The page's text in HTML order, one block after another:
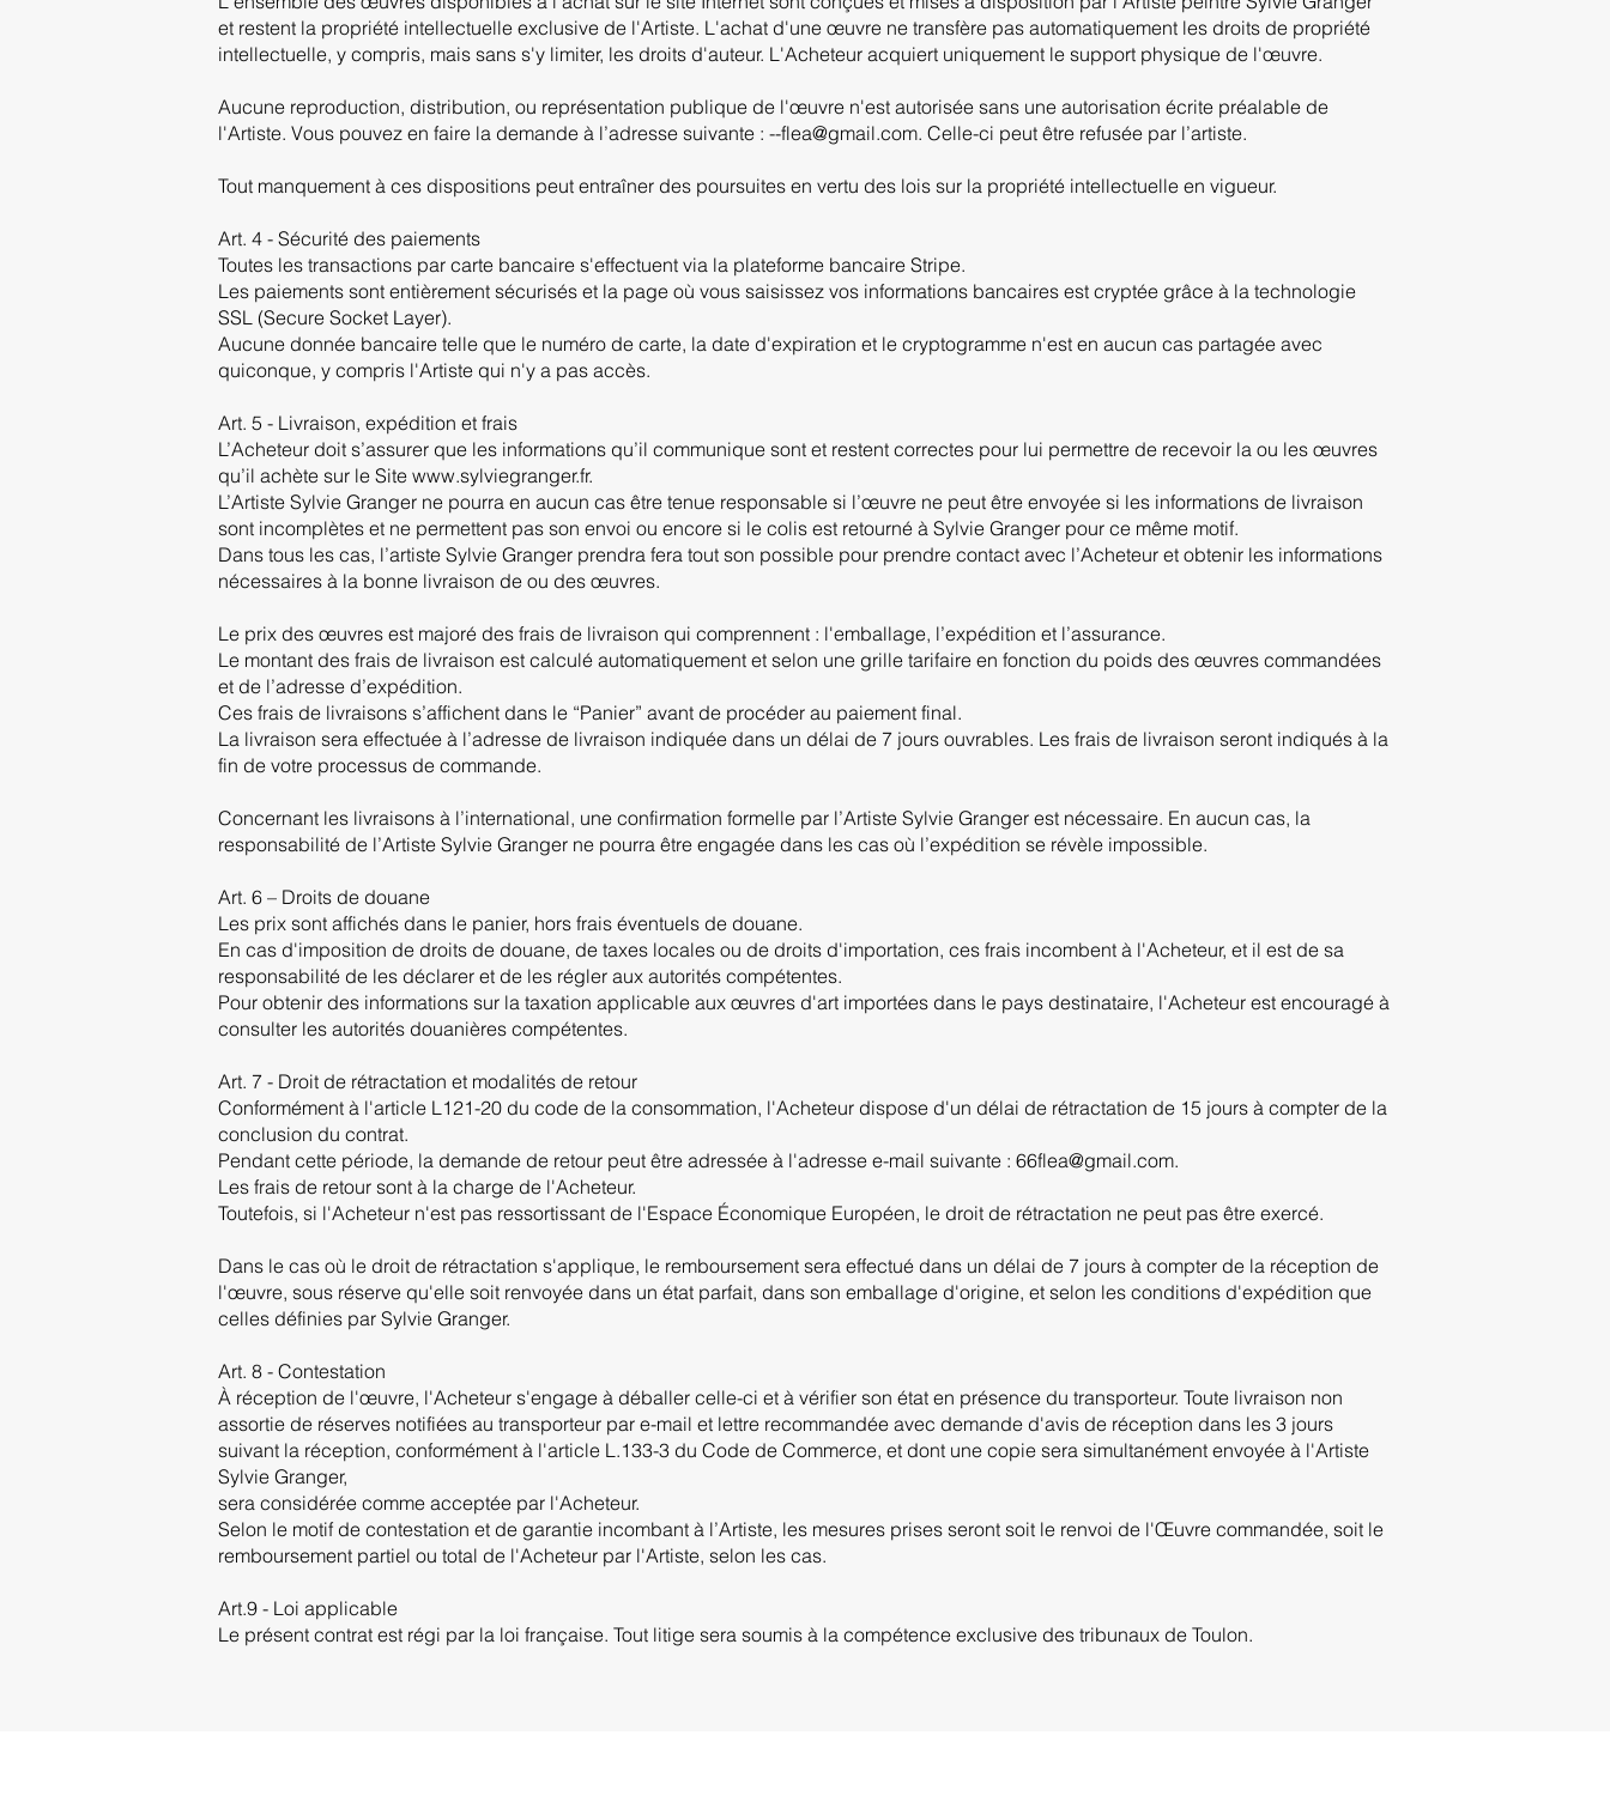
et restent la propriété intellectuelle exclusive de l'Artiste. L'achat d'une œuvre ne transfère pas automatiquement les droits de propriété
intellectuelle, y compris, mais sans s'y limiter, les droits d'auteur. L'Acheteur acquiert uniquement le support physique de l'œuvre.
Aucune reproduction, distribution, ou représentation publique de l'œuvre n'est autorisée sans une autorisation écrite préalable de
l'Artiste. Vous pouvez en faire la demande à l’adresse suivante : --flea@gmail.com. Celle-ci peut être refusée par l’artiste.
Tout manquement à ces dispositions peut entraîner des poursuites en vertu des lois sur la propriété intellectuelle en vigueur.
Art. 4 - Sécurité des paiements
Toutes les transactions par carte bancaire s'effectuent via la plateforme bancaire Stripe.
Les paiements sont entièrement sécurisés et la page où vous saisissez vos informations bancaires est cryptée grâce à la technologie
SSL (Secure Socket Layer).
Aucune donnée bancaire telle que le numéro de carte, la date d'expiration et le cryptogramme n'est en aucun cas partagée avec
quiconque, y compris l'Artiste qui n'y a pas accès.
Art. 5 - Livraison, expédition et frais
L’Acheteur doit s’assurer que les informations qu’il communique sont et restent correctes pour lui permettre de recevoir la ou les œuvres
qu’il achète sur le Site www.sylviegranger.fr.
L’Artiste Sylvie Granger ne pourra en aucun cas être tenue responsable si l’œuvre ne peut être envoyée si les informations de livraison
sont incomplètes et ne permettent pas son envoi ou encore si le colis est retourné à Sylvie Granger pour ce même motif.
Dans tous les cas, l’artiste Sylvie Granger prendra fera tout son possible pour prendre contact avec l’Acheteur et obtenir les informations
nécessaires à la bonne livraison de ou des œuvres.
Le prix des œuvres est majoré des frais de livraison qui comprennent : l'emballage, l’expédition et l’assurance.
Le montant des frais de livraison est calculé automatiquement et selon une grille tarifaire en fonction du poids des œuvres commandées
et de l’adresse d’expédition.
Ces frais de livraisons s’affichent dans le “Panier” avant de procéder au paiement final.
La livraison sera effectuée à l’adresse de livraison indiquée dans un délai de 7 jours ouvrables. Les frais de livraison seront indiqués à la
fin de votre processus de commande.
Concernant les livraisons à l’international, une confirmation formelle par l’Artiste Sylvie Granger est nécessaire. En aucun cas, la
responsabilité de l’Artiste Sylvie Granger ne pourra être engagée dans les cas où l’expédition se révèle impossible.
Art. 6 – Droits de douane
Les prix sont affichés dans le panier, hors frais éventuels de douane.
En cas d'imposition de droits de douane, de taxes locales ou de droits d'importation, ces frais incombent à l'Acheteur, et il est de sa
responsabilité de les déclarer et de les régler aux autorités compétentes.
Pour obtenir des informations sur la taxation applicable aux œuvres d'art importées dans le pays destinataire, l'Acheteur est encouragé à
consulter les autorités douanières compétentes.
Art. 7 - Droit de rétractation et modalités de retour
Conformément à l'article L121-20 du code de la consommation, l'Acheteur dispose d'un délai de rétractation de 15 jours à compter de la
conclusion du contrat.
Pendant cette période, la demande de retour peut être adressée à l'adresse e-mail suivante : 66flea@gmail.com.
Les frais de retour sont à la charge de l'Acheteur.
Toutefois, si l'Acheteur n'est pas ressortissant de l'Espace Économique Européen, le droit de rétractation ne peut pas être exercé.
Dans le cas où le droit de rétractation s'applique, le remboursement sera effectué dans un délai de 7 jours à compter de la réception de
l'œuvre, sous réserve qu'elle soit renvoyée dans un état parfait, dans son emballage d'origine, et selon les conditions d'expédition que
celles définies par Sylvie Granger.
Art. 8 - Contestation
À réception de l'œuvre, l'Acheteur s'engage à déballer celle-ci et à vérifier son état en présence du transporteur. Toute livraison non
assortie de réserves notifiées au transporteur par e-mail et lettre recommandée avec demande d'avis de réception dans les 3 jours
suivant la réception, conformément à l'article L.133-3 du Code de Commerce, et dont une copie sera simultanément envoyée à l'Artiste
Sylvie Granger,
sera considérée comme acceptée par l'Acheteur.
Selon le motif de contestation et de garantie incombant à l’Artiste, les mesures prises seront soit le renvoi de l'Œuvre commandée, soit le
remboursement partiel ou total de l'Acheteur par l'Artiste, selon les cas.
Art.9 - Loi applicable
Le présent contrat est régi par la loi française. Tout litige sera soumis à la compétence exclusive des tribunaux de Toulon.